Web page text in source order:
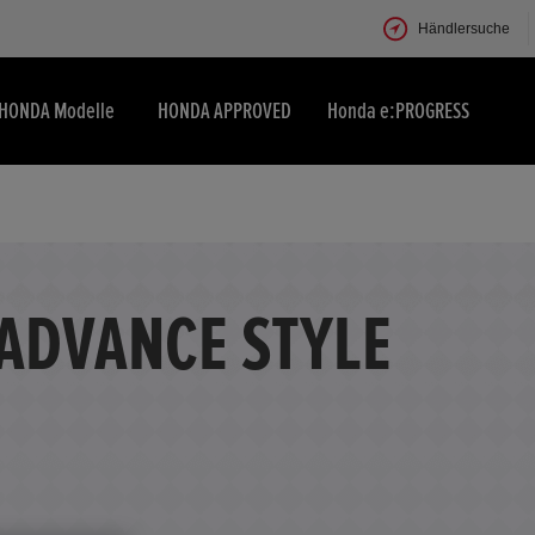
Händlersuche
Modelle HONDA APPROVED Honda e:PROGRESS
STYLE